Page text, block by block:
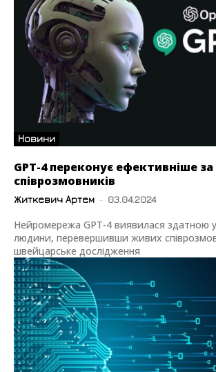
Новини
GPT-4 переконує ефективніше
співрозмовників
Житкевич Артем - 03.04.2024
Нейромережа GPT-4 виявилася здатною у
людини, перевершивши живих
швейцарське дослідження